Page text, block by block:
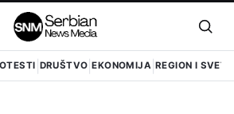
DRUŠTVO EKONOMIJA REGION I SVET